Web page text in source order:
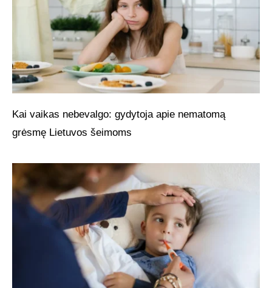
Kai vaikas nebevalgo: gydytoja apie nematomą
grėsmę Lietuvos šeimoms